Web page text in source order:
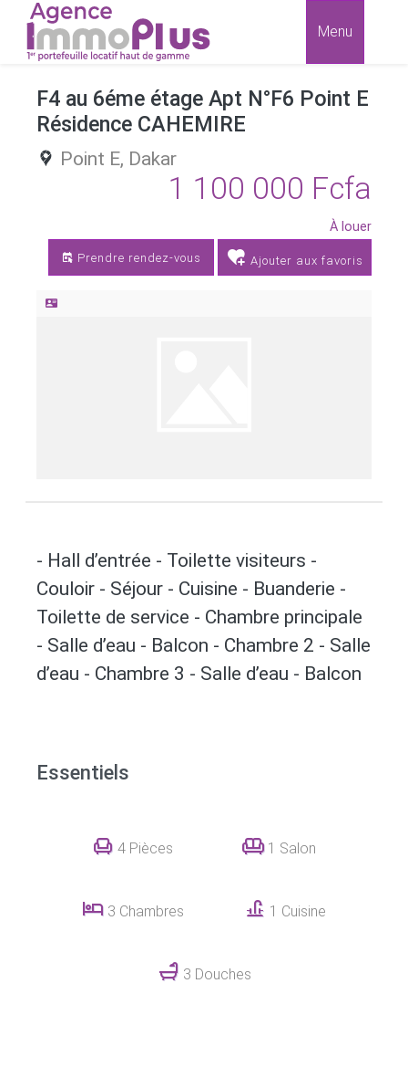
Menu
F4 au 6éme étage Apt N°F6 Point E
Résidence CAHEMIRE
Point E, Dakar
1 100 000 Fcfa
À louer
Prendre rendez-vous Ajouter aux favoris
- Hall d’entrée - Toilette visiteurs -
Couloir - Séjour - Cuisine - Buanderie -
Toilette de service - Chambre principale
- Salle d’eau - Balcon - Chambre 2 - Salle
d’eau - Chambre 3 - Salle d’eau - Balcon
Essentiels
4 Pièces 1 Salon
3 Chambres 1 Cuisine
3 Douches